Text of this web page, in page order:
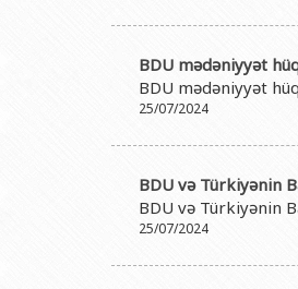
BDU mədəniyyət
BDU mədəniyyət
25/07/2024
BDU və Türkiyənin
BDU və Türkiyənin
25/07/2024